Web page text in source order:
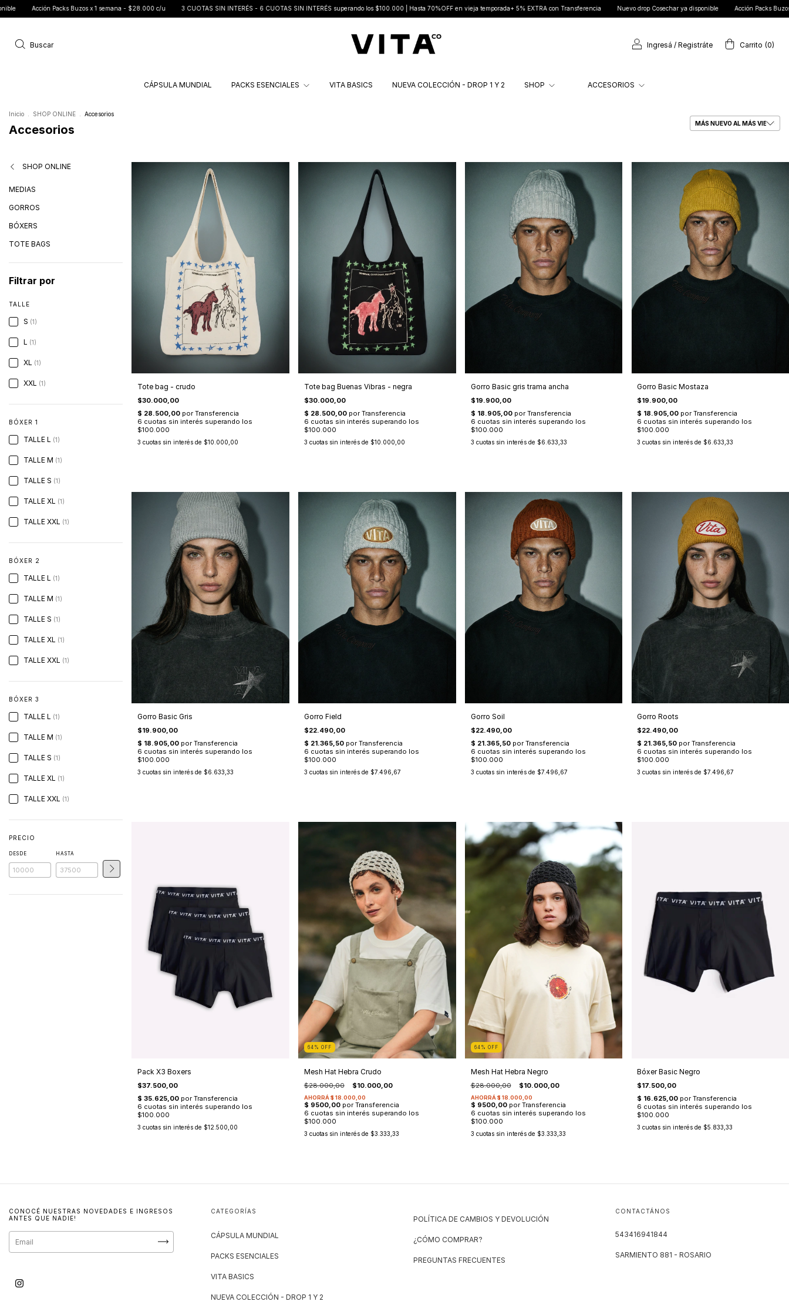
Buzos x 1 semana - $28.000 c/u 3 CUOTAS SIN INTERÉS - 6 CUOTAS SIN INTERÉS superando los $100.000 | Hasta 70%OFF en vieja temporada+ 5% EXTRA con Transferencia Nuevo drop Cosechar ya disponible Acción Packs Buzos x 1 semana -
Buscar Ingresá / Registráte Carrito (0)
CÁPSULA MUNDIAL PACKS ESENCIALES VITA BASICS NUEVA COLECCIÓN - DROP 1 Y 2 SHOP ACCESORIOS
Inicio SHOP ONLINE Accesorios
Accesorios
SHOP ONLINE
MEDIAS
GORROS
BÓXERS
TOTE BAGS
Filtrar por
TALLE
S (1)
L (1)
XL (1)
XXL (1)
BÓXER 1
TALLE L (1)
TALLE M (1)
TALLE S (1)
TALLE XL (1)
TALLE XXL (1)
BÓXER 2
TALLE L (1)
TALLE M (1)
TALLE S (1)
TALLE XL (1)
TALLE XXL (1)
BÓXER 3
TALLE L (1)
TALLE M (1)
TALLE S (1)
TALLE XL (1)
TALLE XXL (1)
PRECIO
DESDE HASTA
Tote bag - crudo
$30.000,00
3 cuotas sin interés de $10.000,00
Tote bag Buenas Vibras - negra
$30.000,00
3 cuotas sin interés de $10.000,00
Gorro Basic gris trama ancha
$19.900,00
3 cuotas sin interés de $6.633,33
Gorro Basic Mostaza
$19.900,00
3 cuotas sin interés de $6.633,33
Gorro Basic Gris
$19.900,00
3 cuotas sin interés de $6.633,33
Gorro Field
$22.490,00
3 cuotas sin interés de $7.496,67
Gorro Soil
$22.490,00
3 cuotas sin interés de $7.496,67
Gorro Roots
$22.490,00
3 cuotas sin interés de $7.496,67
Pack X3 Boxers
$37.500,00
3 cuotas sin interés de $12.500,00
64 % OFF
Mesh Hat Hebra Crudo
$28.000,00 $10.000,00
3 cuotas sin interés de $3.333,33
64 % OFF
Mesh Hat Hebra Negro
$28.000,00 $10.000,00
3 cuotas sin interés de $3.333,33
Bóxer Basic Negro
$17.500,00
3 cuotas sin interés de $5.833,33
CONOCÉ NUESTRAS NOVEDADES E INGRESOS
ANTES QUE NADIE!
CATEGORÍAS
CÁPSULA MUNDIAL
PACKS ESENCIALES
VITA BASICS
NUEVA COLECCIÓN - DROP 1 Y 2
POLÍTICA DE CAMBIOS Y DEVOLUCIÓN
¿CÓMO COMPRAR?
PREGUNTAS FRECUENTES
CONTACTÁNOS
543416941844
SARMIENTO 881 - ROSARIO